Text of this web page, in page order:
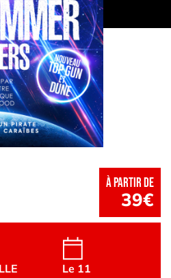
à partir de
39€
Le 11